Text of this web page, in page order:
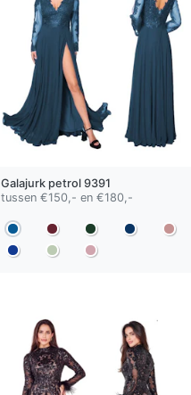
Galajurk petrol9391
tussen €150,- en €180,-